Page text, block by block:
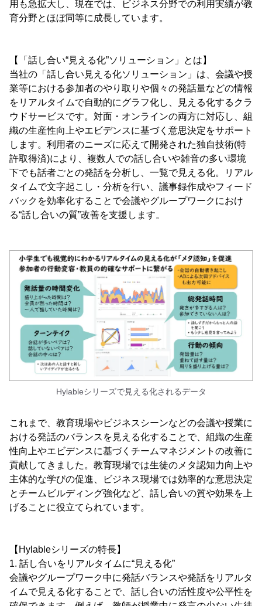
用も急拡大し、現在では、ビジネス分野での利用実績が教
育分野とほぼ同等に成長しています。
【「話し合い“見える化”ソリューション」とは】
当社の「話し合い見える化ソリューション」は、会議や授
業等における参加者のやり取りや個々の発話量などの情報
をリアルタイムで自動的にグラフ化し、見える化するクラ
ウドサービスです。対面・オンラインの両方に対応し、組
織の生産性向上やエビデンスに基づく意思決定をサポート
します。利用者のニーズに応えて開発された独自技術(特
許取得済)により、複数人での話し合いや雑音の多い環境
下でも話者ごとの発話を分析し、一覧で見える化。リアル
タイムで文字起こし・分析を行い、議事録作成やフィード
バックを効率化することで会議やグループワークにおけ
る“話し合いの質”改善を支援します。
Hylableシリーズで見える化されるデータ
これまで、教育現場やビジネスシーンなどの会議や授業に
おける発話のバランスを見える化することで、組織の生産
性向上やエビデンスに基づくチームマネジメントの改善に
貢献してきました。教育現場では生徒のメタ認知力向上や
主体的な学びの促進、ビジネス現場では効率的な意思決定
とチームビルディング強化など、話し合いの質や効果を上
げることに役立てられています。
【Hylableシリーズの特長】
1. 話し合いをリアルタイムに“見える化”
会議やグループワーク中に発話バランスや発話をリアルタ
イムで見える化することで、話し合いの活性度や公平性を